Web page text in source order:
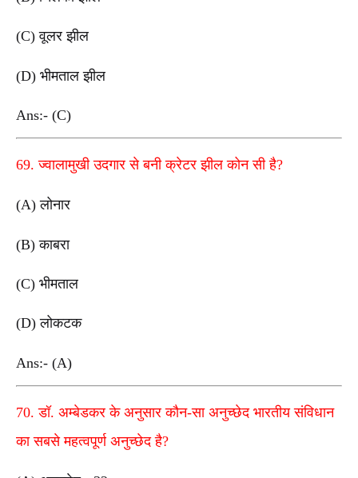
(C) वूलर झील
(D) भीमताल झील
Ans:- (C)
69. ज्वालामुखी उदगार से बनी क्रेटर झील कोन सी है?
(A) लोनार
(B) काबरा
(C) भीमताल
(D) लोकटक
Ans:- (A)
70. डॉ. अम्बेडकर के अनुसार कौन-सा अनुच्छेद भारतीय संविधान
का सबसे महत्वपूर्ण अनुच्छेद है?